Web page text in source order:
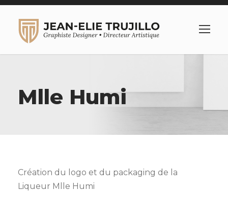
Mlle Humi
Création du logo et du packaging de la
Liqueur Mlle Humi